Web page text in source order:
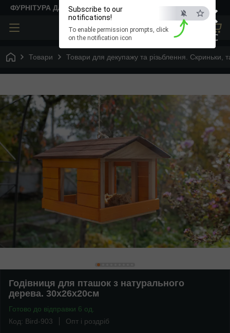
×
ESC
Subscribe to our
notifications!
To enable permission prompts, click
on the notification icon
ФУРНІТУРА ДЛЯ ТВОРЧОСТІ
Товари Товари для декупажу та різьблення. Скриньки,
Годівниця для пташок з натурального
дерева. 30х26х20см
Готово до відправки 6 од.
Код: Bird-903
Опт і роздріб